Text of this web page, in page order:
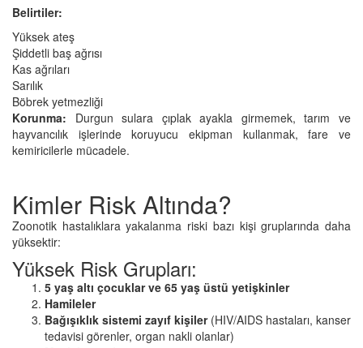
Belirtiler:
Yüksek ateş
Şiddetli baş ağrısı
Kas ağrıları
Sarılık
Böbrek yetmezliği
Korunma: Durgun sulara çıplak ayakla girmemek, tarım ve
hayvancılık işlerinde koruyucu ekipman kullanmak, fare ve
kemiricilerle mücadele.
Kimler Risk Altında?
Zoonotik hastalıklara yakalanma riski bazı kişi gruplarında daha
yüksektir:
Yüksek Risk Grupları:
5 yaş altı çocuklar ve 65 yaş üstü yetişkinler
Hamileler
Bağışıklık sistemi zayıf kişiler(HIV/AIDS hastaları, kanser
tedavisi görenler, organ nakli olanlar)